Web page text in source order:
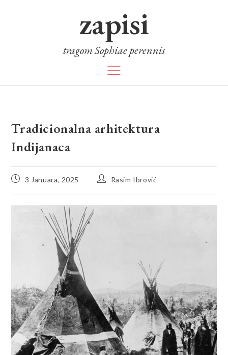
zapisi
tragom Sophiae perennis
Tradicionalna arhitektura
Indijanaca
3 Januara, 2025 Rasim Ibrović